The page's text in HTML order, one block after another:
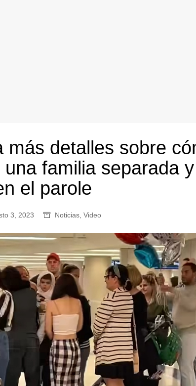
más detalles sobre
una familia separada
el parole
3, 2023 Noticias Video